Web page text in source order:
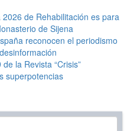
de Rehabilitación es para
de Sijena
reconocen el periodismo
la Revista “Crisis”
superpotencias